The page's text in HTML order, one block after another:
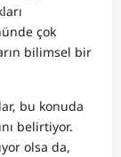
çok
bilimsel bir
bu konuda
belirtiyor.
olsa da,